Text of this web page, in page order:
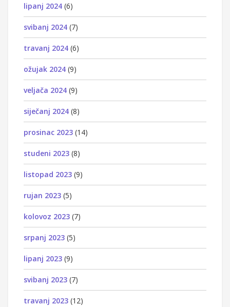
lipanj 2024 (6)
svibanj 2024 (7)
travanj 2024 (6)
ožujak 2024 (9)
veljača 2024 (9)
siječanj 2024 (8)
prosinac 2023 (14)
studeni 2023 (8)
listopad 2023 (9)
rujan 2023 (5)
kolovoz 2023 (7)
srpanj 2023 (5)
lipanj 2023 (9)
svibanj 2023 (7)
travanj 2023 (12)